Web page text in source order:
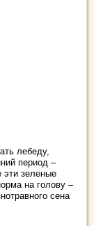
лебеду,
период –
эти зеленые
на голову –
сена